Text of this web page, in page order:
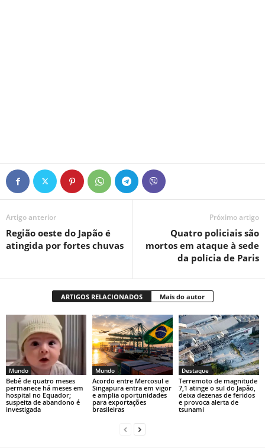
Artigo anterior
Região oeste do Japão é
atingida por fortes chuvas
Próximo artigo
Quatro policiais são
mortos em ataque à sede
da polícia de Paris
ARTIGOS RELACIONADOS Mais do autor
Mundo
Bebê de quatro meses
permanece há meses em
hospital no Equador;
suspeita de abandono é
investigada
Mundo
Acordo entre Mercosul e
Singapura entra em vigor
e amplia oportunidades
para exportações
brasileiras
Destaque
Terremoto de magnitude
7,1 atinge o sul do Japão,
deixa dezenas de feridos
e provoca alerta de
tsunami